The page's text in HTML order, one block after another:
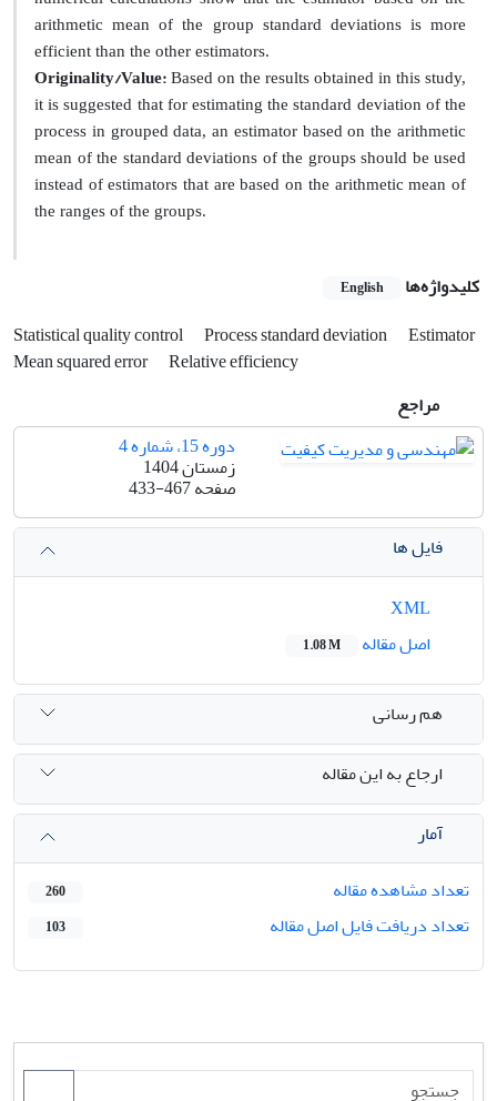
arithmetic mean of the group standard deviations is more
efficient than the other estimators.
Originality/Value: Based on the results obtained in this study,
it is suggested that for estimating the standard deviation of the
process in grouped data, an estimator based on the arithmetic
mean of the standard deviations of the groups should be used
instead of estimators that are based on the arithmetic mean of
the ranges of the groups.
کلیدواژه‌ها English
Statistical quality control Process standard deviation
Estimator
Mean squared error Relative efficiency
مراجع
دوره 15، شماره 4
زمستان 1404
صفحه433-467
فایل ها
اصل مقاله
1.08 M
هم رسانی
ارجاع به این مقاله
آمار
تعداد مشاهده مقاله
260
تعداد دریافت فایل اصل مقاله 103